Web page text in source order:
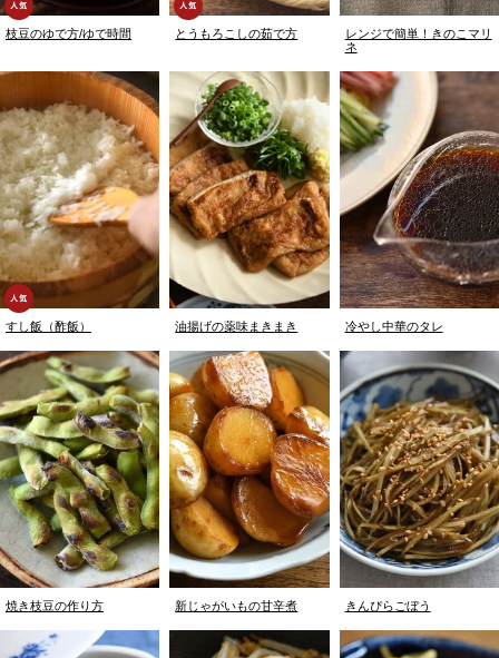
枝豆のゆで方/ゆで時間 とうもろこしの茹で方
レンジで簡単！きのこマリ
ネ
すし飯（酢飯） 油揚げの薬味まきまき 冷やし中華のタレ
焼き枝豆の作り方 新じゃがいもの甘辛煮 きんぴらごぼう